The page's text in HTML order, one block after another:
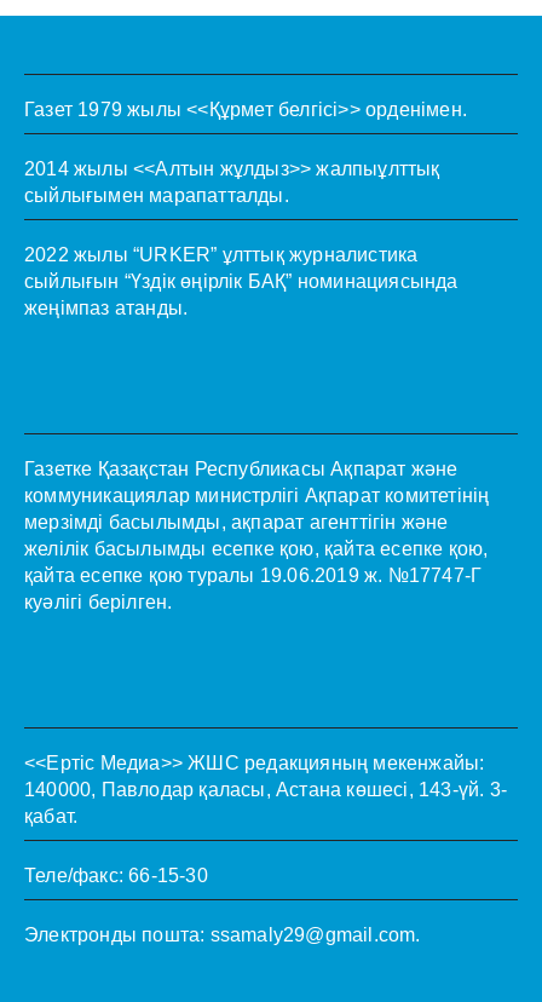
Газет 1979 жылы <<Құрмет белгісі>> орденімен.
2014 жылы <<Алтын жұлдыз>> жалпыұлттық
сыйлығымен марапатталды.
2022 жылы “URKER” ұлттық журналистика
сыйлығын “Үздік өңірлік БАҚ” номинациясында
жеңімпаз атанды.
Газетке Қазақстан Республикасы Ақпарат және
коммуникациялар министрлігі Ақпарат комитетінің
мерзімді басылымды, ақпарат агенттігін және
желілік басылымды есепке қою, қайта есепке қою,
қайта есепке қою туралы 19.06.2019 ж. №17747-Г
куәлігі берілген.
<<Ертіс Медиа>> ЖШС редакцияның мекенжайы:
140000, Павлодар қаласы, Астана көшесі, 143-үй. 3-
қабат.
Теле/факс: 66-15-30
Электронды пошта: ssamaly29@gmail.com.